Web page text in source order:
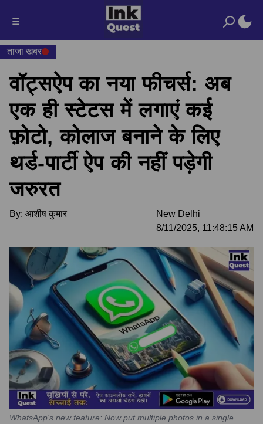
☰
ताजा खबर
वॉट्सऐप का नया फीचर्स: अब
एक ही स्टेटस में लगाएं कई
फ़ोटो, कोलाज बनाने के लिए
थर्ड-पार्टी ऐप की नहीं पड़ेगी
जरुरत
By: आशीष कुमार
New Delhi
8/11/2025, 11:48:15 AM
WhatsApp's new feature: Now put multiple photos in a single